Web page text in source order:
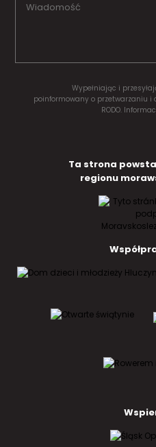
Wypełniając i
poinformowany o przetwarzaniu i
RODO.
Ta strona
regionu